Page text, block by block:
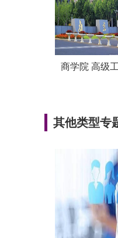
商学院 高级
其他类型专